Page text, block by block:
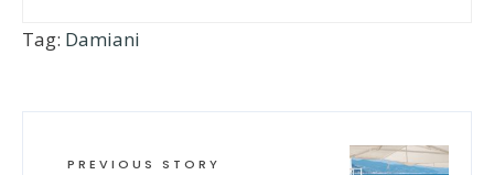
Tag: Damiani
PREVIOUS STORY